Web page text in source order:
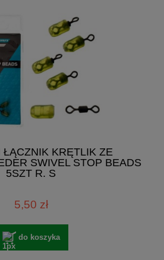
ŁĄCZNIK KRĘTLIK ZE
SWIVEL STOP BEADS
5SZT R. S
5,50 zł
do koszyka